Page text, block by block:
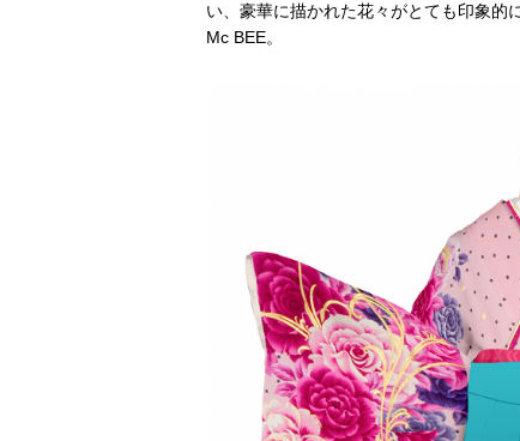
い、豪華に描かれた花々がとても印象的
Mc BEE。